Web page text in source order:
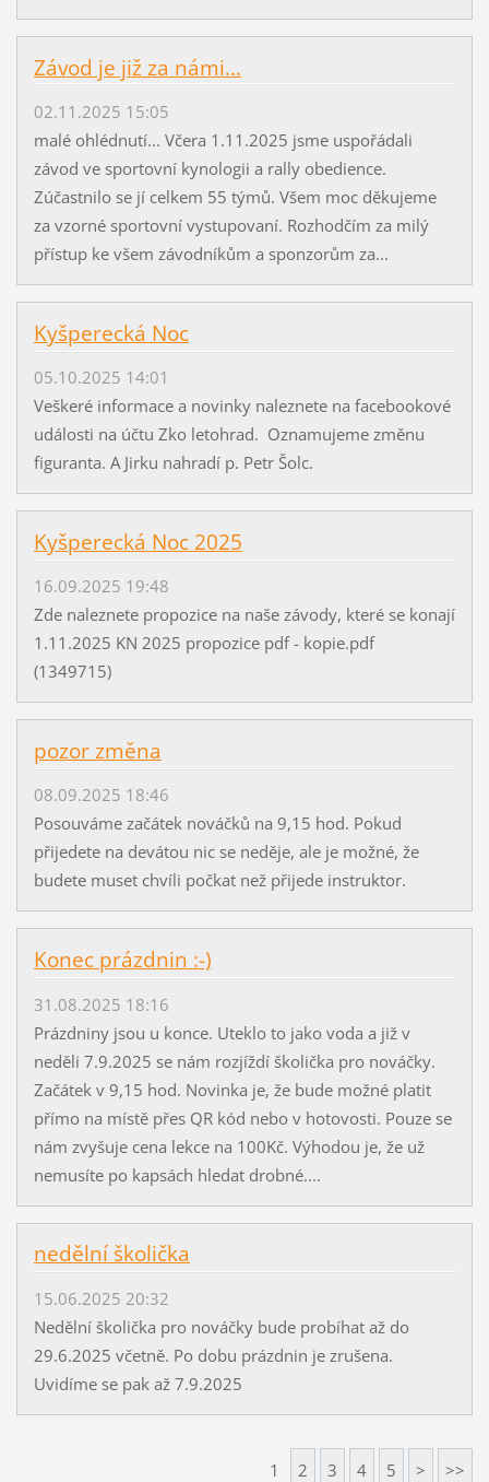
Závod je již za námi...
02.11.2025 15:05
malé ohlédnutí... Včera 1.11.2025 jsme uspořádali
závod ve sportovní kynologii a rally obedience.
Zúčastnilo se jí celkem 55 týmů. Všem moc děkujeme
za vzorné sportovní vystupovaní. Rozhodčím za milý
přístup ke všem závodníkům a sponzorům za...
Kyšperecká Noc
05.10.2025 14:01
Veškeré informace a novinky naleznete na facebookové
události na účtu Zko letohrad. Oznamujeme změnu
figuranta. A Jirku nahradí p. Petr Šolc.
Kyšperecká Noc 2025
16.09.2025 19:48
Zde naleznete propozice na naše závody, které se konají
1.11.2025 KN 2025 propozice pdf - kopie.pdf
(1349715)
pozor změna
08.09.2025 18:46
Posouváme začátek nováčků na 9,15 hod. Pokud
přijedete na devátou nic se neděje, ale je možné, že
budete muset chvíli počkat než přijede instruktor.
Konec prázdnin :-)
31.08.2025 18:16
Prázdniny jsou u konce. Uteklo to jako voda a již v
neděli 7.9.2025 se nám rozjíždí školička pro nováčky.
Začátek v 9,15 hod. Novinka je, že bude možné platit
přímo na místě přes QR kód nebo v hotovosti. Pouze se
nám zvyšuje cena lekce na 100Kč. Výhodou je, že už
nemusíte po kapsách hledat drobné....
nedělní školička
15.06.2025 20:32
Nedělní školička pro nováčky bude probíhat až do
29.6.2025 včetně. Po dobu prázdnin je zrušena.
Uvidíme se pak až 7.9.2025
1 2 3 4 5 > >>